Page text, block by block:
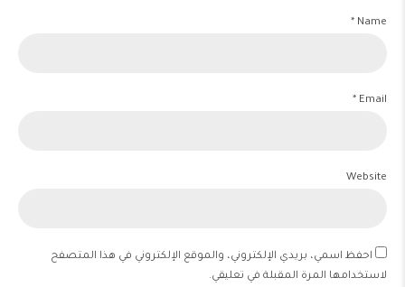
Name *
Email *
Website
احفظ اسمي، بريدي الإلكتروني، والموقع الإلكتروني في هذا المتصفح
لاستخدامها المرة المقبلة في تعليقي.